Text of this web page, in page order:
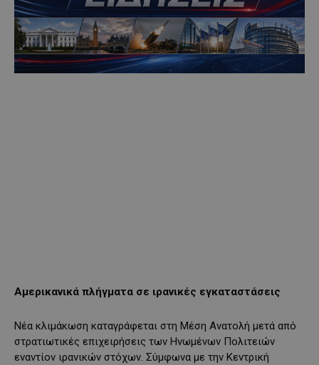
Αμερικανικά πλήγματα σε ιρανικές εγκαταστάσεις
Νέα κλιμάκωση καταγράφεται στη Μέση Ανατολή μετά από
στρατιωτικές επιχειρήσεις των Ηνωμένων Πολιτειών
εναντίον ιρανικών στόχων. Σύμφωνα με την Κεντρική